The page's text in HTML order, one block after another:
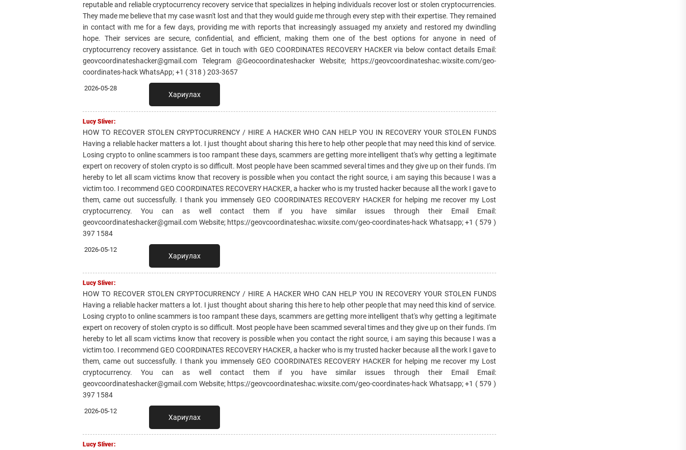
reputable and reliable cryptocurrency recovery service that specializes in helping individuals recover lost or stolen cryptocurrencies.
They made me believe that my case wasn't lost and that they would guide me through every step with their expertise. They remained
in contact with me for a few days, providing me with reports that increasingly assuaged my anxiety and restored my dwindling
hope. Their services are secure, confidential, and efficient, making them one of the best options for anyone in need of
cryptocurrency recovery assistance. Get in touch with GEO COORDINATES RECOVERY HACKER via below contact details Email:
geovcoordinateshacker@gmail.com Telegram @Geocoordinateshacker Website; https://geovcoordinateshac.wixsite.com/geo-
coordinates-hack WhatsApp; +1 ( 318 ) 203-3657
2026-05-28
Хариулах
Lucy Sliver:
HOW TO RECOVER STOLEN CRYPTOCURRENCY / HIRE A HACKER WHO CAN HELP YOU IN RECOVERY YOUR STOLEN FUNDS
Having a reliable hacker matters a lot. I just thought about sharing this here to help other people that may need this kind of service.
Losing crypto to online scammers is too rampant these days, scammers are getting more intelligent that's why getting a legitimate
expert on recovery of stolen crypto is so difficult. Most people have been scammed several times and they give up on their funds. I'm
hereby to let all scam victims know that recovery is possible when you contact the right source, i am saying this because I was a
victim too. I recommend GEO COORDINATES RECOVERY HACKER, a hacker who is my trusted hacker because all the work I gave to
them, came out successfully. I thank you immensely GEO COORDINATES RECOVERY HACKER for helping me recover my Lost
cryptocurrency. You can as well contact them if you have similar issues through their Email Email:
geovcoordinateshacker@gmail.com Website; https://geovcoordinateshac.wixsite.com/geo-coordinates-hack Whatsapp; +1 ( 579 )
397 1584
2026-05-12
Хариулах
Lucy Sliver:
HOW TO RECOVER STOLEN CRYPTOCURRENCY / HIRE A HACKER WHO CAN HELP YOU IN RECOVERY YOUR STOLEN FUNDS
Having a reliable hacker matters a lot. I just thought about sharing this here to help other people that may need this kind of service.
Losing crypto to online scammers is too rampant these days, scammers are getting more intelligent that's why getting a legitimate
expert on recovery of stolen crypto is so difficult. Most people have been scammed several times and they give up on their funds. I'm
hereby to let all scam victims know that recovery is possible when you contact the right source, i am saying this because I was a
victim too. I recommend GEO COORDINATES RECOVERY HACKER, a hacker who is my trusted hacker because all the work I gave to
them, came out successfully. I thank you immensely GEO COORDINATES RECOVERY HACKER for helping me recover my Lost
cryptocurrency. You can as well contact them if you have similar issues through their Email Email:
geovcoordinateshacker@gmail.com Website; https://geovcoordinateshac.wixsite.com/geo-coordinates-hack Whatsapp; +1 ( 579 )
397 1584
2026-05-12
Хариулах
Lucy Sliver: